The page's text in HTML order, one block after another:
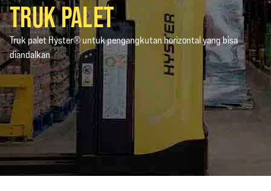
TRUK PALET
Truk palet Hyster® untuk pengangkutan horizontal yang bisa
diandalkan